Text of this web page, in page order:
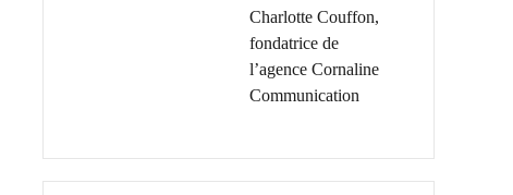
Charlotte Couffon,
fondatrice de
l’agence Cornaline
Communication